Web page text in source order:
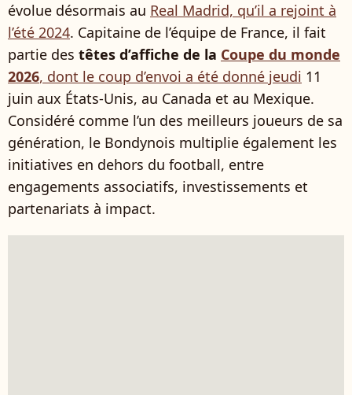
évolue désormais au Real Madrid, qu’il a rejoint à
l’été 2024. Capitaine de l’équipe de France, il fait
partie des têtes d’affiche de la Coupe du monde
2026, dont le coup d’envoi a été donné jeudi 11
juin aux États-Unis, au Canada et au Mexique.
Considéré comme l’un des meilleurs joueurs de sa
génération, le Bondynois multiplie également les
initiatives en dehors du football, entre
engagements associatifs, investissements et
partenariats à impact.